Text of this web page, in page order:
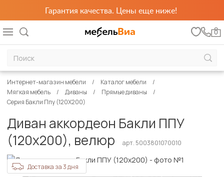
Гарантия качества. Цены еще ниже!
0
Интернет-магазин мебели
Каталог мебели
Мягкая мебель
Диваны
Прямые диваны
Серия Бакли Ппу (120Х200)
Диван аккордеон Бакли ППУ
(120х200), велюр
арт. 5003801070010
Доставка за 3 дня